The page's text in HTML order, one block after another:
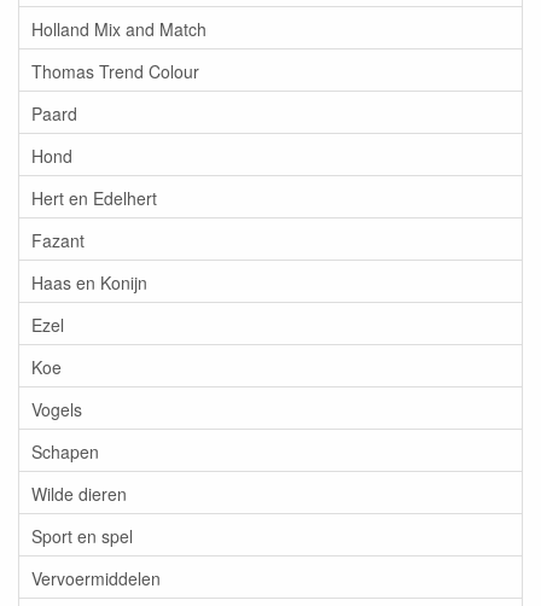
Holland Mix and Match
Thomas Trend Colour
Paard
Hond
Hert en Edelhert
Fazant
Haas en Konijn
Ezel
Koe
Vogels
Schapen
Wilde dieren
Sport en spel
Vervoermiddelen